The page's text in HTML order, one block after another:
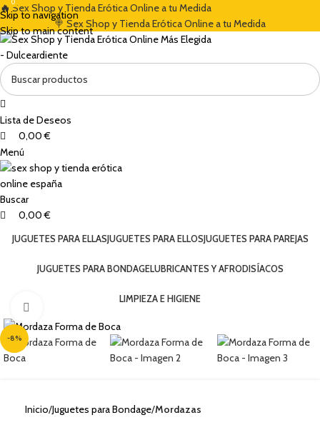
Skip to navigation
Skip to main content
🔥Sex Shop y Tienda Erótica Online a tu Medida
🍭 Sex Shop y Tienda Erótica Online a tu Medida
Lista de Deseos
0
0,00€
Menú
Buscar
0
0,00€
JUGUETES PARA ELLASJUGUETES PARA ELLOSJUGUETES PARA PAREJAS
JUGUETES PARA BONDAGELUBRICANTES Y AFRODISÍACOS
LIMPIEZA E HIGIENE
-8%
Inicio Juguetes para Bondage Mordazas